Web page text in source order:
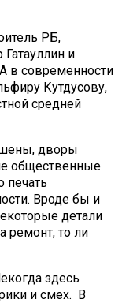
РБ,
и
в современности
Кутдусову,
средней
дворы
общественные
печать
Вроде бы и
детали
ремонт, то ли
здесь
и смех. В